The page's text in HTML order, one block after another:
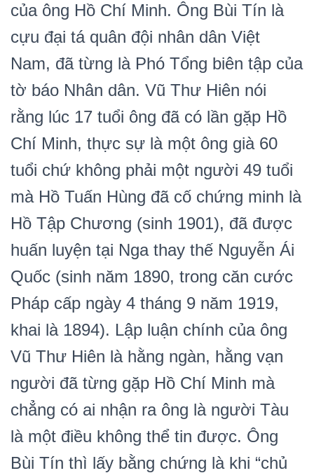
của ông Hồ Chí Minh. Ông Bùi Tín là
cựu đại tá quân đội nhân dân Việt
Nam, đã từng là Phó Tổng biên tập của
tờ báo Nhân dân. Vũ Thư Hiên nói
rằng lúc 17 tuổi ông đã có lần gặp Hồ
Chí Minh, thực sự là một ông già 60
tuổi chứ không phải một người 49 tuổi
mà Hồ Tuấn Hùng đã cố chứng minh là
Hồ Tập Chương (sinh 1901), đã được
huấn luyện tại Nga thay thế Nguyễn Ái
Quốc (sinh năm 1890, trong căn cước
Pháp cấp ngày 4 tháng 9 năm 1919,
khai là 1894). Lập luận chính của ông
Vũ Thư Hiên là hằng ngàn, hằng vạn
người đã từng gặp Hồ Chí Minh mà
chẳng có ai nhận ra ông là người Tàu
là một điều không thể tin được. Ông
Bùi Tín thì lấy bằng chứng là khi “chủ